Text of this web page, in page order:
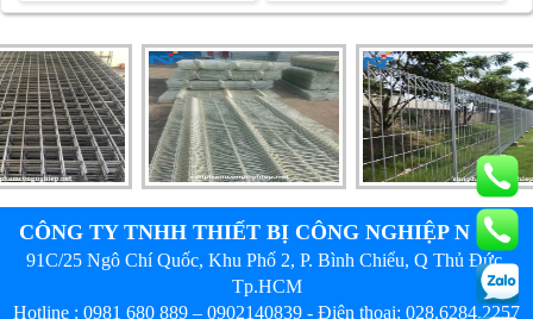
CÔNG TY TNHH THIẾT BỊ CÔNG NGHIỆP N & T
91C/25 Ngô Chí Quốc, Khu Phố 2, P. Bình Chiểu, Q Thủ Đức,
Tp.HCM
Hotline : 0981 680 889 – 0902140839 - Điện thoại: 028.6284.2257